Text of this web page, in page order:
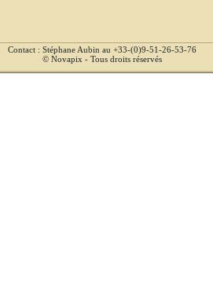
Contact : Stéphane Aubin au +33-(0)9-51-26-53-76
© Novapix - Tous droits réservés